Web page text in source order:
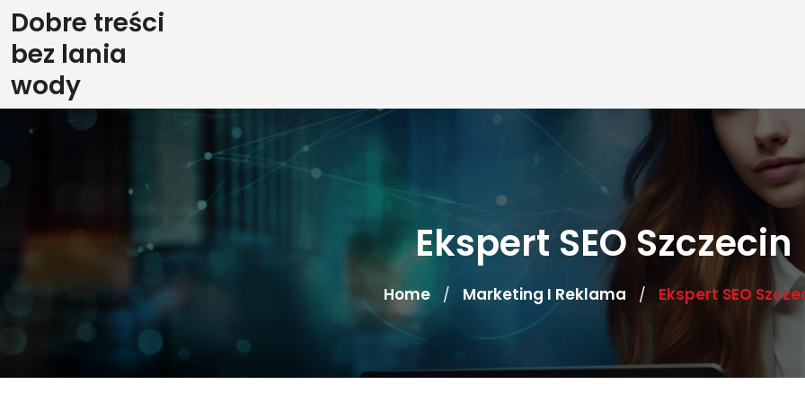
Skip
to
content
Dobre treści
bez lania
wody
Ekspert SEO Szczecin
Home / Marketing I Reklama / Ekspert SEO